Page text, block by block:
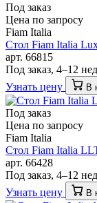
Под заказ
Цена по запросу
Fiam Italia
Стол Fiam Italia
арт. 66815
Под заказ, 4–12
Узнать цену
В
Под заказ
Цена по запросу
Fiam Italia
Стол Fiam Italia
арт. 66428
Под заказ, 4–12
Узнать цену
В